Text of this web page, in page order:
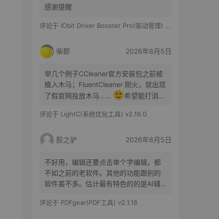
感谢提醒
评论于 IObit Driver Booster Pro(驱动管理) v13.6.0.438 便携修改版
柴郡 2026年8月5日
举几个例子CCleaner官方安装包之前被
植入木马；FluentCleaner 刚火，就出现
了假官网投放木马……
希望能打消你
评论于 LightC(系统优化工具) v2.16.0
胶之驴 2026年8月5日
不好用，编辑还要点击单个字编辑，都
不如之前的老软件。其他的功能跟别的
软件差不多。估计最有特色的的是AI辅
评论于 PDFgear(PDF工具) v2.1.18